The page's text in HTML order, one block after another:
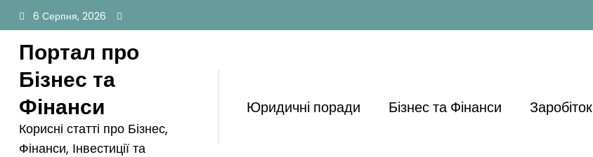
Перейти
вмісту
6 Серпня, 2026
Портал про
Бізнес та
Фінанси
Корисні статті про Бізнес,
Фінанси, Інвестиції та
Юридичні поради Бізнес та Фінанси Заробіток
Автор: Коваль Ірина